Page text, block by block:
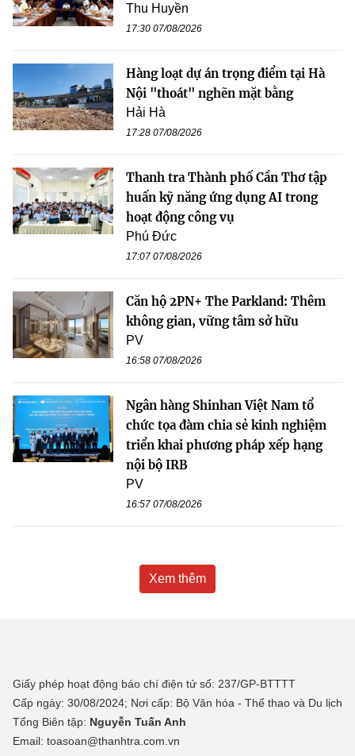
Thu Huyền
17:30 07/08/2026
Hàng loạt dự án trọng điểm tại Hà
Nội "thoát" nghẽn mặt bằng
Hải Hà
17:28 07/08/2026
Thanh tra Thành phố Cần Thơ tập
huấn kỹ năng ứng dụng AI trong
hoạt động công vụ
Phú Đức
17:07 07/08/2026
Căn hộ 2PN+ The Parkland: Thêm
không gian, vững tâm sở hữu
PV
16:58 07/08/2026
Ngân hàng Shinhan Việt Nam tổ
chức tọa đàm chia sẻ kinh nghiệm
triển khai phương pháp xếp hạng
nội bộ IRB
PV
16:57 07/08/2026
Xem thêm
Giấy phép hoạt động báo chí điện tử số: 237/GP-BTTTT
Cấp ngày: 30/08/2024; Nơi cấp: Bộ Văn hóa - Thể thao và Du lịch
Tổng Biên tập: Nguyễn Tuấn Anh
Email: toasoan@thanhtra.com.vn